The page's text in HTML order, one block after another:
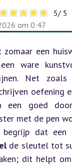
5/ 5
om 0:47
een
ware
Net zoals
oefening
een goed
met de pen
begrijp dat een
de sleutel tot
dit helpt